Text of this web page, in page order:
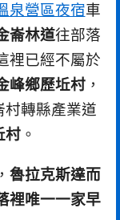
泉營區夜宿車
崙林道往部落
裡已經不屬於
峰鄉歷坵村，
村轉縣產業道
村 。
魯拉克斯達而
裡唯一一家早